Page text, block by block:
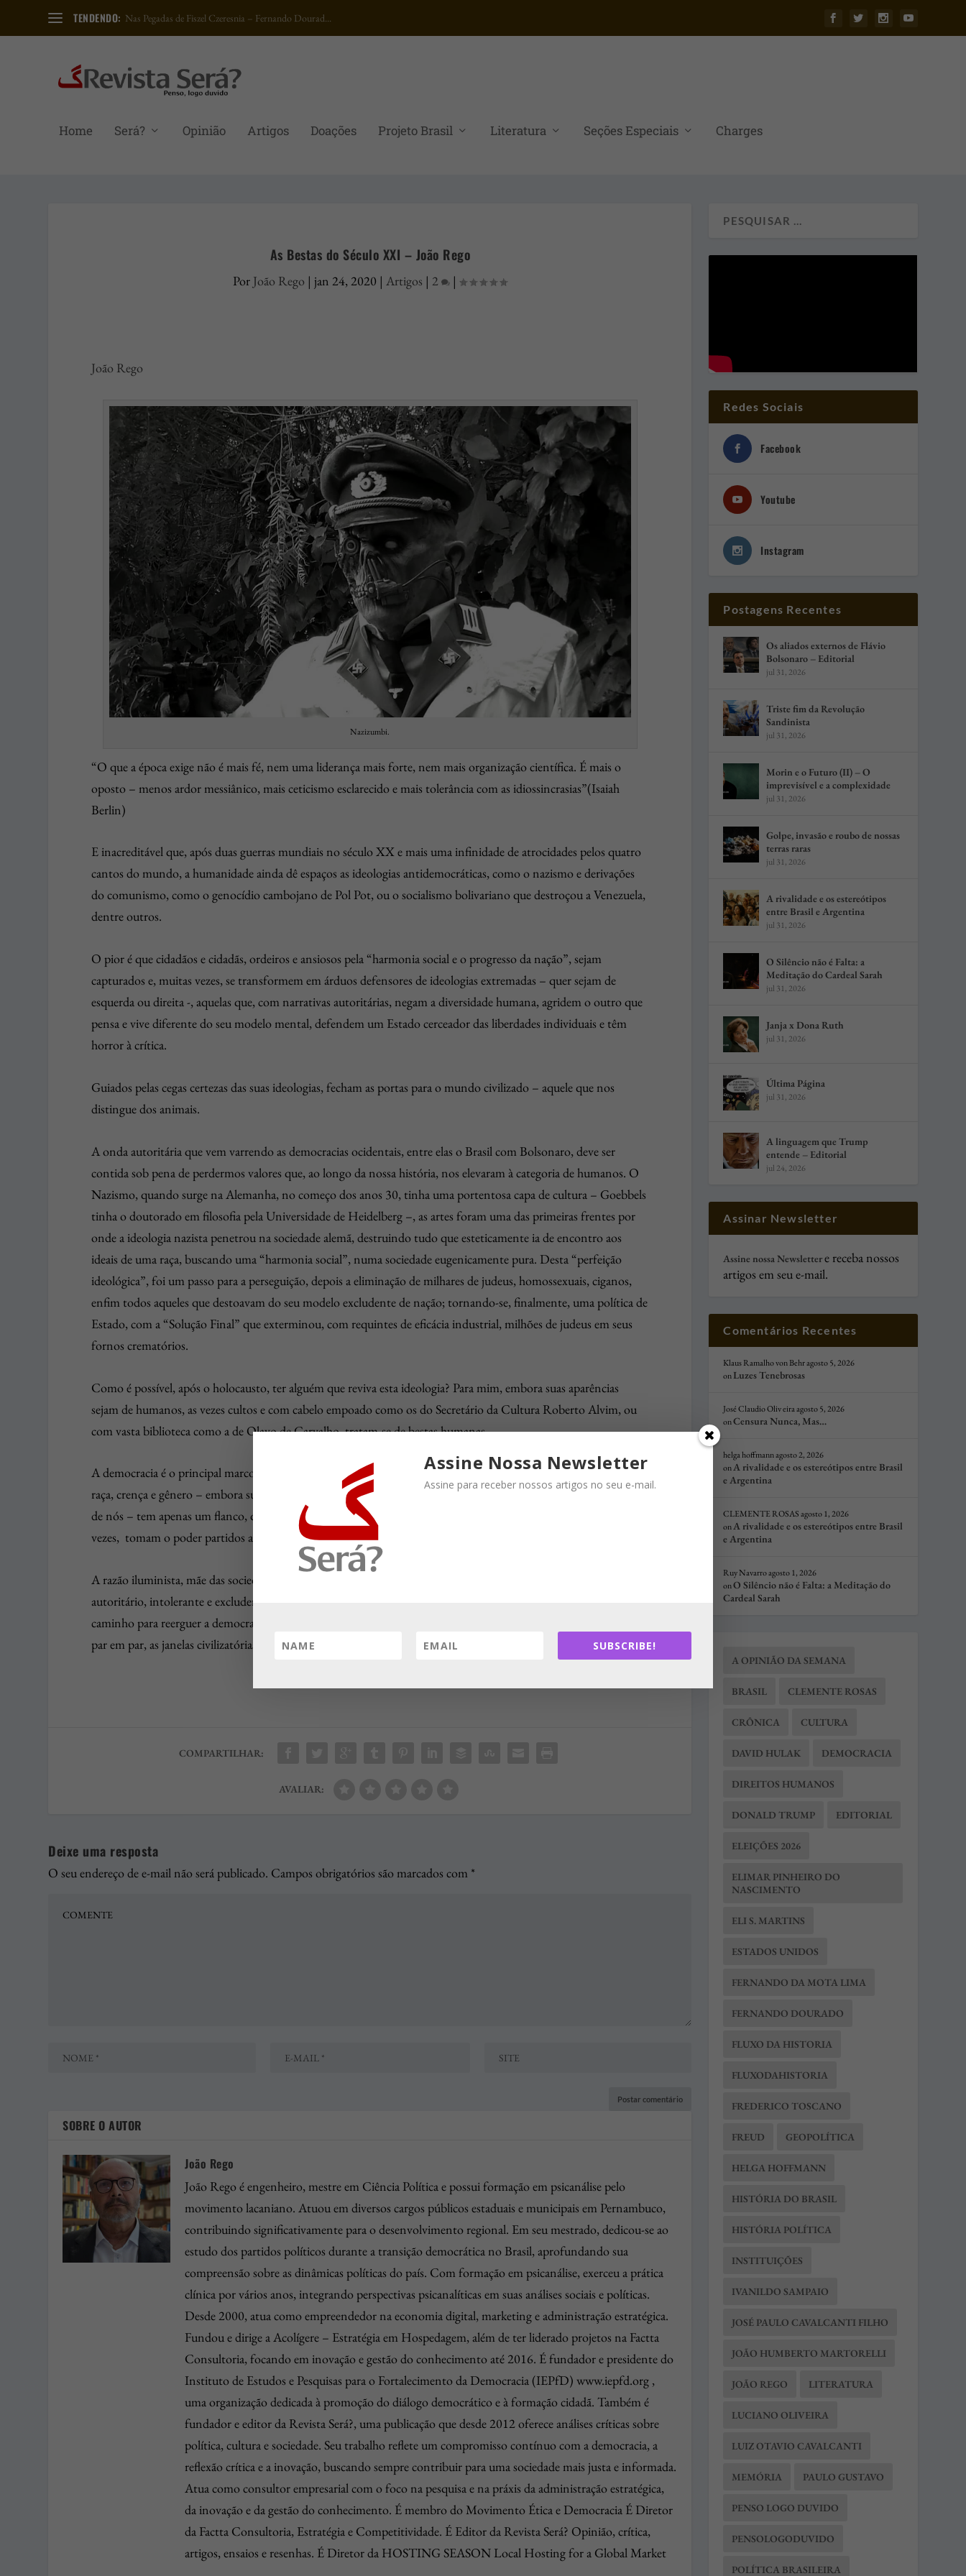
TENDENDO: Nas Pegadas de Fiszel Czeresnia – Fernando Dourad...
Home Será? Opinião Artigos Doações Projeto Brasil Literatura Seções Especiais Charges
As Bestas do Século XXI – João Rego
Por João Rego | jan 24, 2020 |Artigos | 2 |
João Rego
Nazizumbi.
“O que a época exige não é mais fé, nem uma liderança mais forte, nem mais organização científica. É mais o
oposto – menos ardor messiânico, mais ceticismo esclarecido e mais tolerância com as idiossincrasias”(Isaiah
Berlin)
E inacreditável que, após duas guerras mundiais no século XX e mais uma infinidade de atrocidades pelos quatro
cantos do mundo, a humanidade ainda dê espaços as ideologias antidemocráticas, como o nazismo e derivações
do comunismo, como o genocídio cambojano de Pol Pot, ou o socialismo bolivariano que destroçou a Venezuela,
dentre outros.
O pior é que cidadãos e cidadãs, ordeiros e ansiosos pela “harmonia social e o progresso da nação”, sejam
capturados e, muitas vezes, se transformem em árduos defensores de ideologias extremadas – quer sejam de
esquerda ou direita -, aquelas que, com narrativas autoritárias, negam a diversidade humana, agridem o outro que
pensa e vive diferente do seu modelo mental, defendem um Estado cerceador das liberdades individuais e têm
horror à crítica.
Guiados pelas cegas certezas das suas ideologias, fecham as portas para o mundo civilizado – aquele que nos
distingue dos animais.
A onda autoritária que vem varrendo as democracias ocidentais, entre elas o Brasil com Bolsonaro, deve ser
contida sob pena de perdermos valores que, ao longo da nossa história, nos elevaram à categoria de humanos. O
Nazismo, quando surge na Alemanha, no começo dos anos 30, tinha uma portentosa capa de cultura – Goebbels
tinha o doutorado em filosofia pela Universidade de Heidelberg –, as artes foram uma das primeiras frentes por
onde a ideologia nazista penetrou na sociedade alemã, destruindo tudo que esteticamente ia de encontro aos
ideais de uma raça, buscando uma “harmonia social”, numa sociedade eugenicamente pura. Desta “perfeição
ideológica”, foi um passo para a perseguição, depois a eliminação de milhares de judeus, homossexuais, ciganos,
enfim todos aqueles que destoavam do seu modelo excludente de nação; tornando-se, finalmente, uma política de
Estado, com a “Solução Final” que exterminou, com requintes de eficácia industrial, milhões de judeus em seus
fornos crematórios.
Como é possível, após o holocausto, ter alguém que reviva esta ideologia? Para mim, embora suas aparências
sejam de humanos, as vezes cultos e com cabelo empoado como os do Secretário da Cultura Roberto Alvim, ou
com vasta biblioteca como a de Olavo de Carvalho, tratam-se de bestas humanas.
A democracia é o principal marco civilizatório da humanidade. Fundada na tolerância à diversidade de opiniões,
raça, crença e gênero – embora subjacente a esta haja a Lei para conter a pulsão primitiva que reside em cada um
de nós – tem apenas um flanco, que é seu mecanismo de representação política – o voto universal – por onde, às
vezes, tomam o poder partidos antidemocráticos e intolerantes.
A razão iluminista, mãe das sociedades abertas, encontra-se hoje encurralada pelo irracionalismo ideológico
autoritário, intolerante e excludente – habitat natural das bestas humanas. O desafio é que não temos outro
caminho para reerguer a democracia que não seja com mais democracia – que é por onde poderemos reabrir, de
par em par, as janelas civilizatórias da humanidade.
COMPARTILHAR:
AVALIAR:
Deixe uma resposta
O seu endereço de e-mail não será publicado. Campos obrigatórios são marcados com *
SOBRE O AUTOR
João Rego
João Rego é engenheiro, mestre em Ciência Política e possui formação em psicanálise pelo
movimento lacaniano. Atuou em diversos cargos públicos estaduais e municipais em Pernambuco,
contribuindo significativamente para o desenvolvimento regional. Em seu mestrado, dedicou-se ao
estudo dos partidos políticos durante a transição democrática no Brasil, aprofundando sua
compreensão sobre as dinâmicas políticas do país. Com formação em psicanálise, exerceu a prática
clínica por vários anos, integrando perspectivas psicanalíticas em suas análises sociais e políticas.
Desde 2000, atua como empreendedor na economia digital, marketing e administração estratégica.
Fundou e dirige a Acolígere – Estratégia em Hospedagem, além de ter liderado projetos na Factta
Consultoria, focando em inovação e gestão do conhecimento até 2016. É fundador e presidente do
Instituto de Estudos e Pesquisas para o Fortalecimento da Democracia (IEPfD) www.iepfd.org ,
uma organização dedicada à promoção do diálogo democrático e à formação cidadã. Também é
fundador e editor da Revista Será?, uma publicação que desde 2012 oferece análises críticas sobre
política, cultura e sociedade. Seu trabalho reflete um compromisso contínuo com a democracia, a
reflexão crítica e a inovação, buscando sempre contribuir para uma sociedade mais justa e informada.
Atua como consultor empresarial com o foco na pesquisa e na práxis da administração estratégica,
da inovação e da gestão do conhecimento. É membro do Movimento Ética e Democracia É Diretor
da Factta Consultoria, Estratégia e Competitividade. É Editor da Revista Será? Opinião, crítica,
artigos, ensaios e resenhas. É Diretor da HOSTING SEASON Local Hosting for a Global Market
Redes Sociais
Facebook
Youtube
Instagram
Postagens Recentes
Os aliados externos de Flávio
Bolsonaro – Editorial
jul 31, 2026
Triste fim da Revolução
Sandinista
jul 31, 2026
Morin e o Futuro (II) – O
imprevisível e a complexidade
jul 31, 2026
Golpe, invasão e roubo de nossas
terras raras
jul 31, 2026
A rivalidade e os estereótipos
entre Brasil e Argentina
jul 31, 2026
O Silêncio não é Falta: a
Meditação do Cardeal Sarah
jul 31, 2026
Janja x Dona Ruth
jul 31, 2026
Última Página
jul 31, 2026
A linguagem que Trump
entende – Editorial
jul 24, 2026
Assinar Newsletter
Assine nossa Newslettere receba nossos
artigos em seu e-mail.
Comentários Recentes
Klaus Ramalho von Behragosto 5, 2026
onLuzes Tenebrosas
José Claudio Oliv eiraagosto 5, 2026
onCensura Nunca, Mas…
helga hoffmannagosto 2, 2026
onA rivalidade e os estereótipos entre Brasil
e Argentina
CLEMENTE ROSAS agosto 1, 2026
onA rivalidade e os estereótipos entre Brasil
e Argentina
Ruy Navarroagosto 1, 2026
onO Silêncio não é Falta: a Meditação do
Cardeal Sarah
A OPINIÃO DA SEMANA
BRASIL CLEMENTE ROSAS
CRÔNICA CULTURA
DAVID HULAK DEMOCRACIA
DIREITOS HUMANOS
DONALD TRUMP EDITORIAL
ELEIÇÕES 2026
ELIMAR PINHEIRO DO
NASCIMENTO
ELI S. MARTINS
ESTADOS UNIDOS
FERNANDO DA MOTA LIMA
FERNANDO DOURADO
FLUXO DA HISTORIA
FLUXODAHISTORIA
FREDERICO TOSCANO
FREUD GEOPOLÍTICA
HELGA HOFFMANN
HISTÓRIA DO BRASIL
HISTÓRIA POLÍTICA
INSTITUIÇÕES
IVANILDO SAMPAIO
JOSÉ PAULO CAVALCANTI FILHO
JOÃO HUMBERTO MARTORELLI
JOÃO REGO LITERATURA
LUCIANO OLIVEIRA
LUIZ OTAVIO CAVALCANTI
MEMÓRIA PAULO GUSTAVO
PENSO LOGO DUVIDO
PENSOLOGODUVIDO
POLÍTICA BRASILEIRA
Assine Nossa Newsletter
Assine para receber nossos artigos no seu e-mail.
SUBSCRIBE!